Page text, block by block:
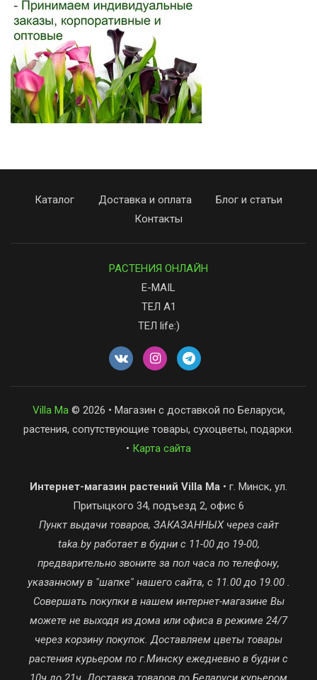
Каталог Доставка и оплата
Блог и статьи
Контакты
РАСТЕНИЯ ОНЛАЙН
E-MAIL
ТЕЛ А1
ТЕЛ life:)
Villa Ma © 2026 • Магазин с доставкой по Беларуси,
растения, сопутствующие товары, сухоцветы, подарки.
• Карта сайта
Интернет-магазин растений Villa Ma • г. Минск, ул.
Притыцкого 34, подъезд 2, офис 6
Пункт выдачи товаров, ЗАКАЗАННЫХ через сайт
taka.by работает в будни с 11-00 до 19-00,
предварительно звоните за пол часа по телефону,
указанному в "шапке" нашего сайта, с 11.00 до 19.00 .
Совершать покупки в нашем интернет-магазине Вы
можете не выходя из дома или офиса в режиме 24/7
через корзину покупок. Доставляем цветы товары
растения курьером по г.Минску ежедневно в будни с